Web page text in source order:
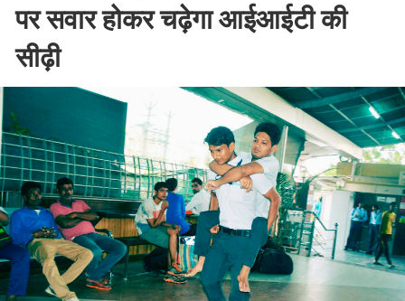
पर सवार होकर चढ़ेगा आईआईटी की
सीढ़ी